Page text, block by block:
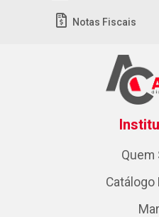
Notas Fiscais
Quem
Catálogo